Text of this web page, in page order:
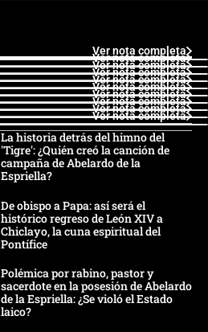
Ver nota completa
Ver nota completa
Ver nota completa
Ver nota completa
Ver nota completa
Ver nota completa
Ver nota completa
Ver nota completa
Ver nota completa
Ver nota completa
La historia detrás del himno del
'Tigre': ¿Quién creó la canción de
campaña de Abelardo de la
Espriella?
De obispo a Papa: así será el
histórico regreso de León XIV a
Chiclayo, la cuna espiritual del
Pontífice
Polémica por rabino, pastor y
sacerdote en la posesión de Abelardo
de la Espriella: ¿Se violó el Estado
laico?